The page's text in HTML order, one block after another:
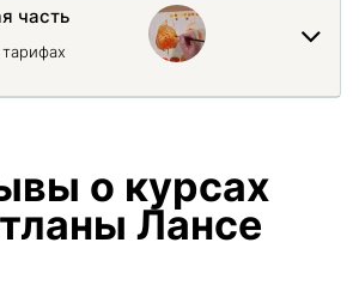
часть
о курсах
Лансе